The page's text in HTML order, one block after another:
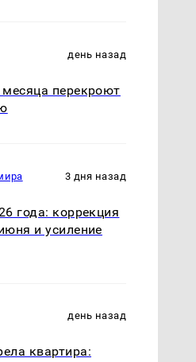
день назад
перекроют
3 дня назад
года: коррекция
и усиление
день назад
квартира: